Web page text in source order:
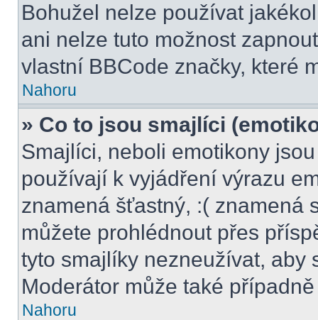
Bohužel nelze používat
ani nelze tuto možnost
vlastní BBCode značky, které
Nahoru
» Co to jsou smajlíci
Smajlíci, neboli emotikony
používají k vyjádření výrazu
znamená šťastný, :( znamená
můžete prohlédnout přes
tyto smajlíky nezneužívat, aby
Moderátor může také
Nahoru